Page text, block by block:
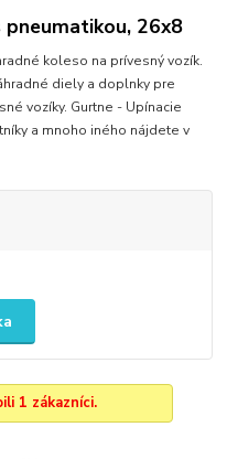
26x8
koleso na prívesný vozík.
diely a doplnky pre
vozíky. Gurtne - Upínacie
a mnoho iného nájdete v
1 zákazníci.